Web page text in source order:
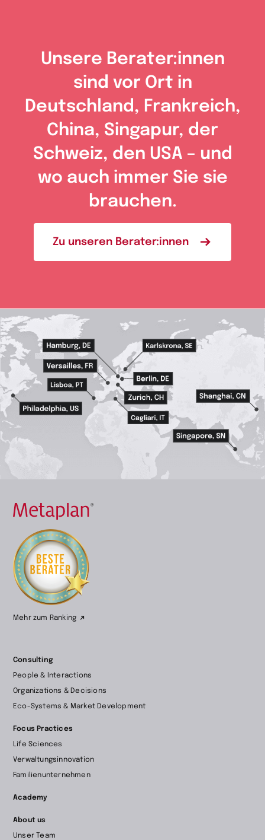
Unsere Berater:innen
sind vor Ort in
Deutschland, Frankreich,
China, Singapur, der
Schweiz, den USA – und
wo auch immer Sie sie
brauchen.
Zu unseren Berater:innen
Startseite
wechseln
Mehr zum Ranking
Consulting
People & Interactions
Organizations & Decisions
Eco-Systems & Market Development
Focus Practices
Life Sciences
Verwaltungsinnovation
Familienunternehmen
Academy
About us
Unser Team